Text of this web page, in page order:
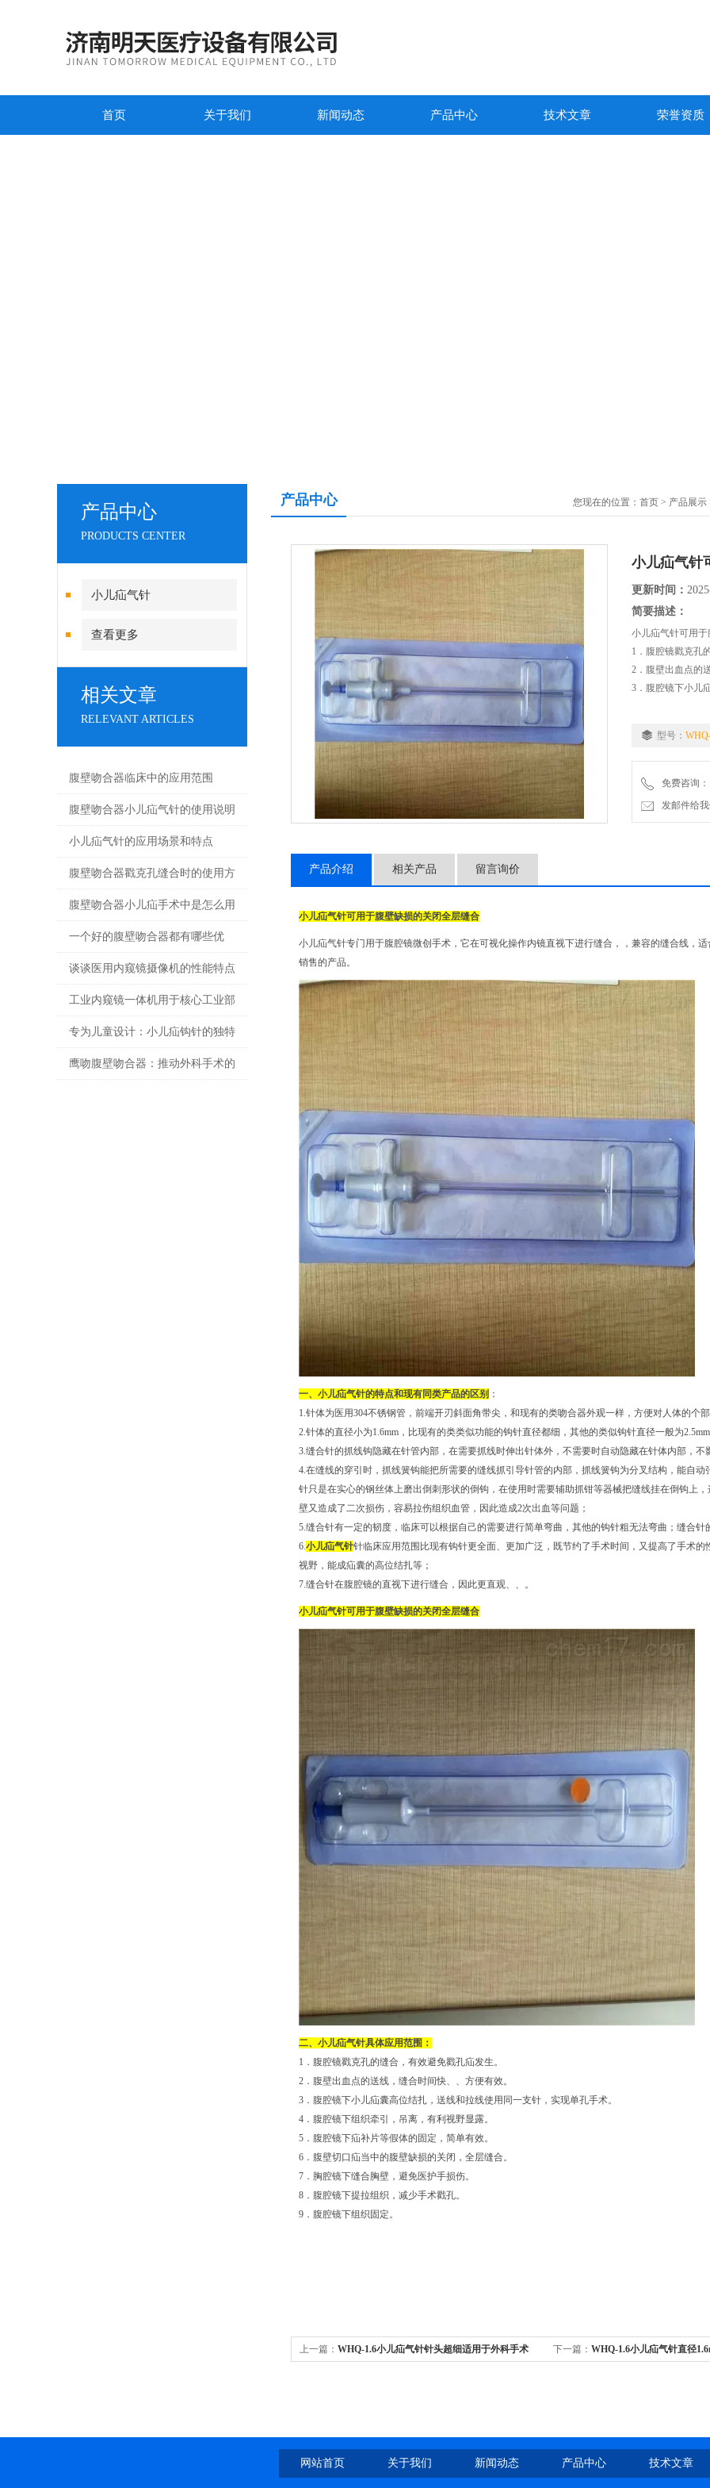
首页 关于我们 新闻动态 产品中心 技术文章 荣誉资质
产品中心
PRODUCTS CENTER
小儿疝气针
查看更多
相关文章
RELEVANT ARTICLES
腹壁吻合器临床中的应用范围
腹壁吻合器小儿疝气针的使用说明
小儿疝气针的应用场景和特点
腹壁吻合器戳克孔缝合时的使用方
法
腹壁吻合器小儿疝手术中是怎么用
的
一个好的腹壁吻合器都有哪些优
点？
谈谈医用内窥镜摄像机的性能特点
和使用注意事项
工业内窥镜一体机用于核心工业部
门无损检测
专为儿童设计：小儿疝钩针的独特
之处
鹰吻腹壁吻合器：推动外科手术的
产品中心 您现在的位置： 首页 > 产品展示
小儿疝气针
更新时间：
简要描述：
小儿疝气针可用
1．腹腔镜戳克孔
2．腹壁出血点的
3．腹腔镜下小儿
型号：
免费咨询：
发邮件给我
产品介绍 相关产品 留言询价
小儿疝气针可用于腹壁缺损的关闭全层缝合
小儿疝气针专门用于腹腔镜微创手术，它在可视化操作内镜直视下进行缝合，，兼容的缝合线，
销售的产品。
一、小儿疝气针的特点和现有同类产品的区别 ：
1.针体为医用304不锈钢管，前端开刃斜面角带尖，和现有的类吻合器外观一样，方便对人体的个部
2.针体的直径小为1.6mm，比现有的类类似功能的钩针直径都细，其他的类似钩针直径一般为
3.缝合针的抓线钩隐藏在针管内部，在需要抓线时伸出针体外，不需要时自动隐藏在针体内部，不
4.在缝线的穿引时，抓线簧钩能把所需要的缝线抓引导针管的内部，抓线簧钩为分叉结构，能自
针只是在实心的钢丝体上磨出倒刺形状的倒钩，在使用时需要辅助抓钳等器械把缝线挂在倒钩上
壁又造成了二次损伤，容易拉伤组织血管，因此造成2次出血等问题；
5.缝合针有一定的韧度，临床可以根据自己的需要进行简单弯曲，其他的钩针粗无法弯曲；缝合针
6.小儿疝气针针临床应用范围比现有钩针更全面、更加广泛，既节约了手术时间，又提高了手术
视野，能成疝囊的高位结扎等；
7.缝合针在腹腔镜的直视下进行缝合，因此更直观、、。
小儿疝气针可用于腹壁缺损的关闭全层缝合
二、小儿疝气针具体应用范围：
1．腹腔镜戳克孔的缝合，有效避免戳孔疝发生。
2．腹壁出血点的送线，缝合时间快、、方便有效。
3．腹腔镜下小儿疝囊高位结扎，送线和拉线使用同一支针，实现单孔手术。
4．腹腔镜下组织牵引，吊离，有利视野显露。
5．腹腔镜下疝补片等假体的固定，简单有效。
6．腹壁切口疝当中的腹壁缺损的关闭，全层缝合。
7．胸腔镜下缝合胸壁，避免医护手损伤。
8．腹腔镜下提拉组织，减少手术戳孔。
9．腹腔镜下组织固定。
上一篇： WHQ-1.6小儿疝气针针头超细适用于外科手术 下一篇： WHQ-1.6小儿疝气针直径
网站首页 关于我们 新闻动态 产品中心 技术文章